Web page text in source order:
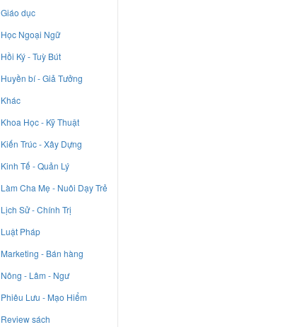
Giáo dục
Học Ngoại Ngữ
Hồi Ký - Tuỳ Bút
Huyền bí - Giả Tưởng
Khác
Khoa Học - Kỹ Thuật
Kiến Trúc - Xây Dựng
Kinh Tế - Quản Lý
Làm Cha Mẹ - Nuôi Dạy Trẻ
Lịch Sử - Chính Trị
Luật Pháp
Marketing - Bán hàng
Nông - Lâm - Ngư
Phiêu Lưu - Mạo Hiểm
Review sách